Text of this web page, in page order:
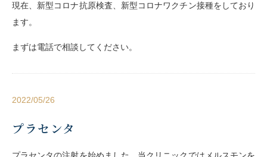
現在、新型コロナ抗原検査、新型コロナワクチン接種をしており
ます。
まずは電話で相談してください。
2022/05/26
プラセンタ